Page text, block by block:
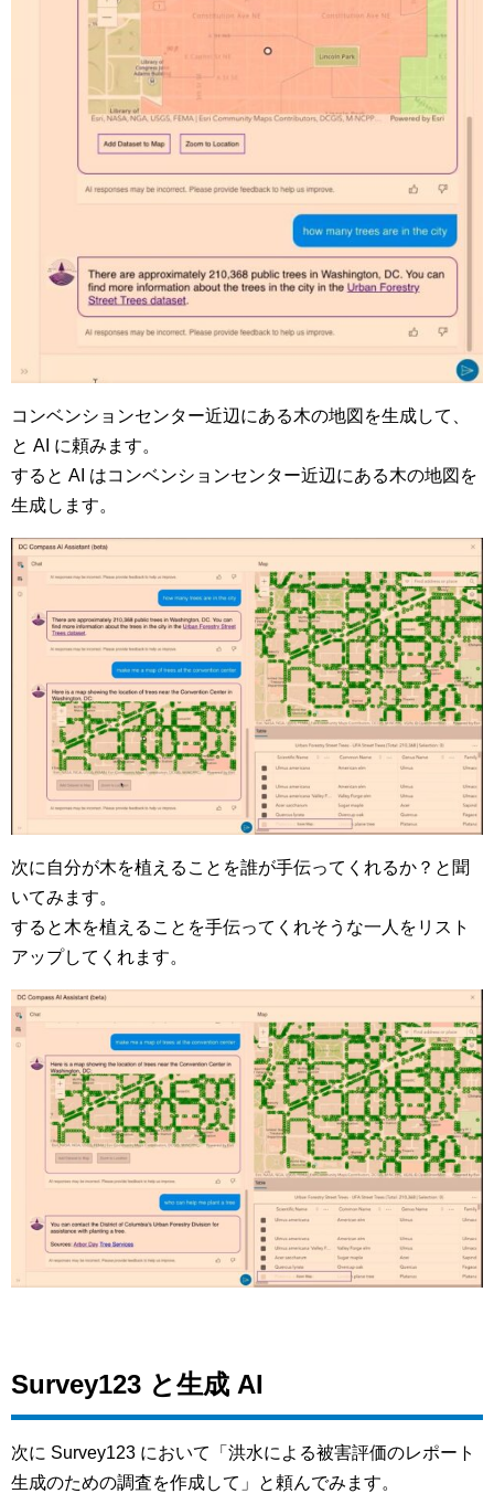
コンベンションセンター近辺にある木の地図を生成して、
と AI に頼みます。
すると AI はコンベンションセンター近辺にある木の地図を
生成します。
次に自分が木を植えることを誰が手伝ってくれるか？と聞
いてみます。
すると木を植えることを手伝ってくれそうな一人をリスト
アップしてくれます。
Survey123 と生成 AI
次に Survey123 において「洪水による被害評価のレポート
生成のための調査を作成して」と頼んでみます。